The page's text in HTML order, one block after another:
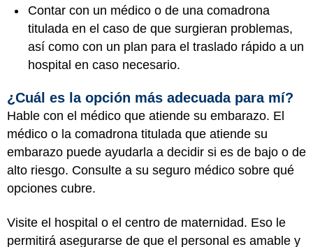
Contar con un médico o de una comadrona
titulada en el caso de que surgieran problemas,
así como con un plan para el traslado rápido a un
hospital en caso necesario.
¿Cuál es la opción más adecuada para mí?
Hable con el médico que atiende su embarazo. El
médico o la comadrona titulada que atiende su
embarazo puede ayudarla a decidir si es de bajo o de
alto riesgo. Consulte a su seguro médico sobre qué
opciones cubre.
Visite el hospital o el centro de maternidad. Eso le
permitirá asegurarse de que el personal es amable y